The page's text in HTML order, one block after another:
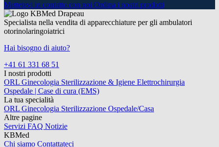
Mettetevi in contatto con noi Ordina i nostri prodotti
Specialista nella vendita di apparecchiature per gli ambulatori
otorinolaringoiatrici
Hai bisogno di aiuto?
+41 61 331 68 51
I nostri prodotti
ORL Ginecologia Sterilizzazione & Igiene Elettrochirurgia
Ospedale | Case di cura (EMS)
La tua specialità
ORL Ginecologia Sterilizzazione Ospedale/Casa
Altre pagine
Servizi FAQ Notizie
KBMed
Chi siamo Contattateci